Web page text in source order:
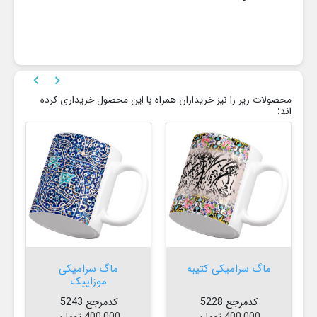
محصولات زیر را نیز خریداران همراه با این محصول خریداری کرده
اند:

ماگ سرامیکی کتیبه
کدمرجع 5228
ماگ سرامیکی
موزاییک
کدمرجع 5243
